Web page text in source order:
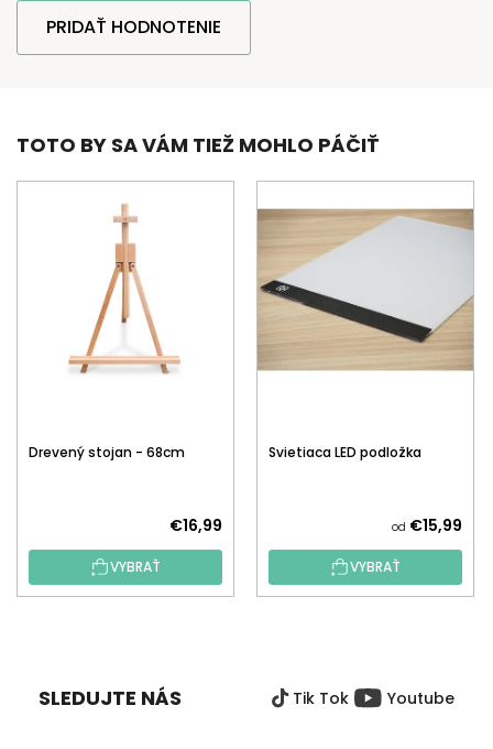
PRIDAŤ HODNOTENIE
TOTO BY SA VÁM TIEŽ MOHLO PÁČIŤ
Drevený stojan - 68cm
€16,99
VYBRAŤ
Svietiaca LED podložka
od €15,99
VYBRAŤ
SLEDUJTE NÁS Tik Tok Youtube